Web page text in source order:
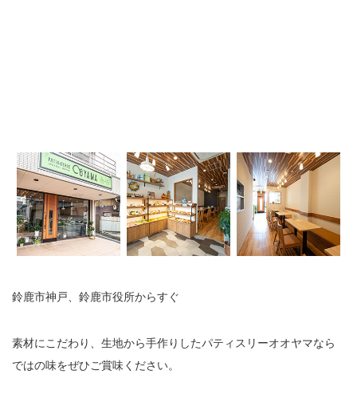
鈴鹿市神戸、鈴鹿市役所からすぐ
素材にこだわり、生地から手作りしたパティスリーオオヤマなら
ではの味をぜひご賞味ください。